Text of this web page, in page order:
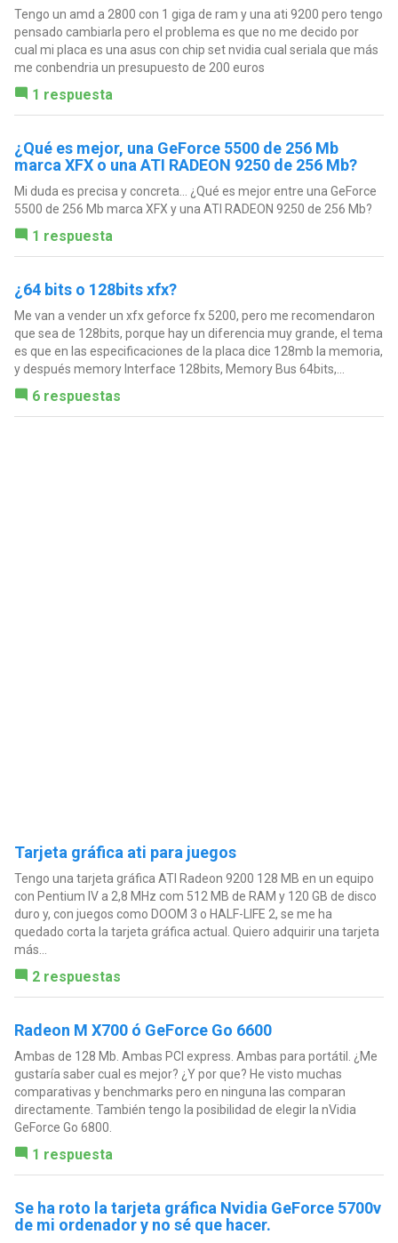
Tengo un amd a 2800 con 1 giga de ram y una ati 9200 pero tengo
pensado cambiarla pero el problema es que no me decido por
cual mi placa es una asus con chip set nvidia cual seriala que más
me conbendria un presupuesto de 200 euros
1 respuesta
¿Qué es mejor, una GeForce 5500 de 256 Mb
marca XFX o una ATI RADEON 9250 de 256 Mb?
Mi duda es precisa y concreta... ¿Qué es mejor entre una GeForce
5500 de 256 Mb marca XFX y una ATI RADEON 9250 de 256 Mb?
1 respuesta
¿64 bits o 128bits xfx?
Me van a vender un xfx geforce fx 5200, pero me recomendaron
que sea de 128bits, porque hay un diferencia muy grande, el tema
es que en las especificaciones de la placa dice 128mb la memoria,
y después memory Interface 128bits, Memory Bus 64bits,...
6 respuestas
Tarjeta gráfica ati para juegos
Tengo una tarjeta gráfica ATI Radeon 9200 128 MB en un equipo
con Pentium IV a 2,8 MHz com 512 MB de RAM y 120 GB de disco
duro y, con juegos como DOOM 3 o HALF-LIFE 2, se me ha
quedado corta la tarjeta gráfica actual. Quiero adquirir una tarjeta
más...
2 respuestas
Radeon M X700 ó GeForce Go 6600
Ambas de 128 Mb. Ambas PCI express. Ambas para portátil. ¿Me
gustaría saber cual es mejor? ¿Y por que? He visto muchas
comparativas y benchmarks pero en ninguna las comparan
directamente. También tengo la posibilidad de elegir la nVidia
GeForce Go 6800.
1 respuesta
Se ha roto la tarjeta gráfica Nvidia GeForce 5700v
de mi ordenador y no sé que hacer.